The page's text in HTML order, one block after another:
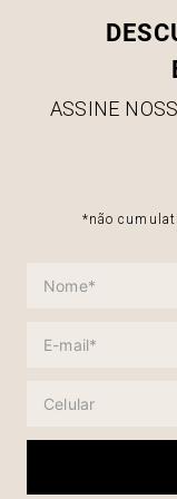
ASSINE
*não